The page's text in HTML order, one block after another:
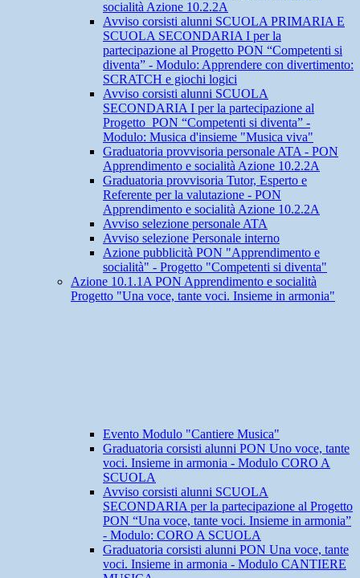
socialità Azione 10.2.2A
Avviso corsisti alunni SCUOLA PRIMARIA E
SCUOLA SECONDARIA I per la
partecipazione al Progetto PON “Competenti si
diventa” - Modulo: Apprendere con divertimento:
SCRATCH e giochi logici
Avviso corsisti alunni SCUOLA
SECONDARIA I per la partecipazione al
Progetto PON “Competenti si diventa” -
Modulo: Musica d'insieme "Musica viva"
Graduatoria provvisoria personale ATA - PON
Apprendimento e socialità Azione 10.2.2A
Graduatoria provvisoria Tutor, Esperto e
Referente per la valutazione - PON
Apprendimento e socialità Azione 10.2.2A
Avviso selezione personale ATA
Avviso selezione Personale interno
Azione pubblicità PON "Apprendimento e
socialità" - Progetto "Competenti si diventa"
Azione 10.1.1A PON Apprendimento e socialità
Progetto "Una voce, tante voci. Insieme in armonia"
Evento Modulo "Cantiere Musica"
Graduatoria corsisti alunni PON Uno voce, tante
voci. Insieme in armonia - Modulo CORO A
SCUOLA
Avviso corsisti alunni SCUOLA
SECONDARIA per la partecipazione al Progetto
PON “Una voce, tante voci. Insieme in armonia”
- Modulo: CORO A SCUOLA
Graduatoria corsisti alunni PON Una voce, tante
voci. Insieme in armonia - Modulo CANTIERE